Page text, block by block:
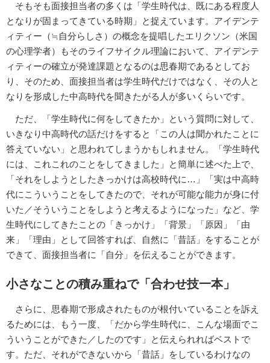
そもそも面接担当者の多くは「学生時代は、既にある程度人
となりが固まってきている時期」と捉えています。アイデンテ
ィティー（≒自分らしさ）の概念を提唱したエリクソン（米国
の心理学者）もそのライフサイクル理論において、アイデンテ
ィティーの確立が発達課題となるのは思春期であるとしてお
り、そのため、面接担当者は学生時代だけではなく、その人と
なりを形成した中高時代を聞きたがる人が多いくらいです。
ただ、「学生時代に何をしてきたか」という質問に対して、
いきなり中高時代の話だけをすると「この人は聞かれたことに
答えていない」と思われてしまうかもしれません。「学生時代
には、これこれのことをしてきました」と簡単に述べた上で、
「それをしようとしたきっかけは高校時代に…」「実は中高時
代にこういうことをしてきたので、それが可能な能力が身に付
いた／そういうことをしようと考えるようになった」など、学
生時代にしてきたことの「きっかけ」「背景」「原因」「由
来」「理由」として回答すれば、自然に「昔話」をすることが
できて、面接担当者に「自分」を伝えることができます。
小さなことの積み重ねで「合わせ技一本」
さらに、思春期で形成されたものが根付いていることを訴え
るためには、もう一度、「だから学生時代に、こんな場面でこ
ういうことができた／したのです」と伝えられればベストで
す。ただ、それができないから「昔話」をしているわけなの